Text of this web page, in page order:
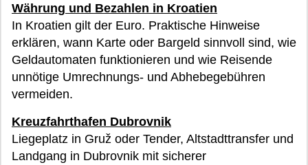
Währung und Bezahlen in Kroatien
In Kroatien gilt der Euro. Praktische Hinweise
erklären, wann Karte oder Bargeld sinnvoll sind, wie
Geldautomaten funktionieren und wie Reisende
unnötige Umrechnungs- und Abhebegebühren
vermeiden.
Kreuzfahrthafen Dubrovnik
Liegeplatz in Gruž oder Tender, Altstadttransfer und
Landgang in Dubrovnik mit sicherer